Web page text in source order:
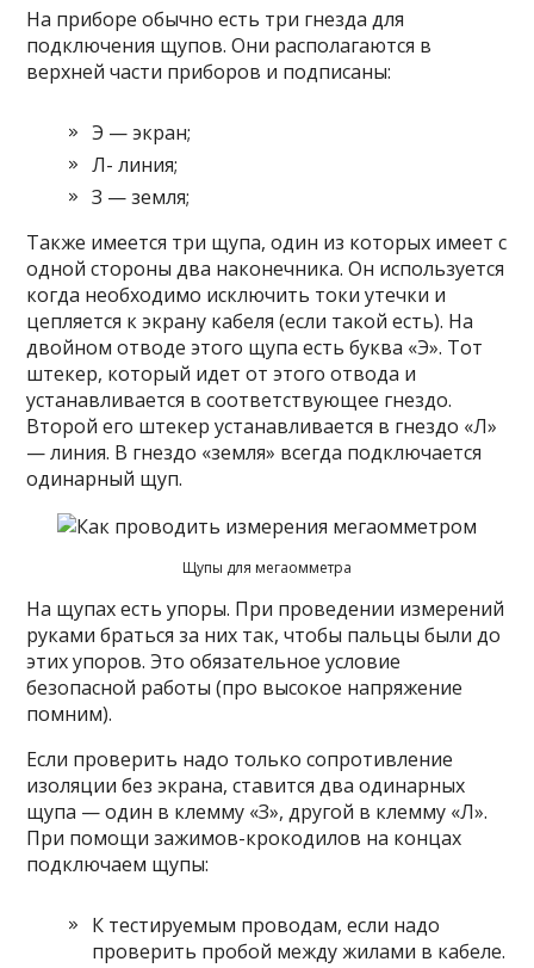
На приборе обычно есть три гнезда для
подключения щупов. Они располагаются в
верхней части приборов и подписаны:
Э — экран;
Л- линия;
З — земля;
Также имеется три щупа, один из которых имеет с
одной стороны два наконечника. Он используется
когда необходимо исключить токи утечки и
цепляется к экрану кабеля (если такой есть). На
двойном отводе этого щупа есть буква «Э». Тот
штекер, который идет от этого отвода и
устанавливается в соответствующее гнездо.
Второй его штекер устанавливается в гнездо «Л»
— линия. В гнездо «земля» всегда подключается
одинарный щуп.
Щупы для мегаомметра
На щупах есть упоры. При проведении измерений
руками браться за них так, чтобы пальцы были до
этих упоров. Это обязательное условие
безопасной работы (про высокое напряжение
помним).
Если проверить надо только сопротивление
изоляции без экрана, ставится два одинарных
щупа — один в клемму «З», другой в клемму «Л».
При помощи зажимов-крокодилов на концах
подключаем щупы:
К тестируемым проводам, если надо
проверить пробой между жилами в кабеле.